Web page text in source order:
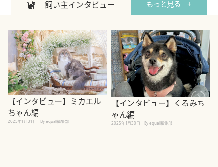
飼い主インタビュー もっと見る +
【インタビュー】ミカエル
ちゃん編
2025年1月31日 By equall編集部
【インタビュー】くるみち
ゃん編
2025年1月30日 By equall編集部